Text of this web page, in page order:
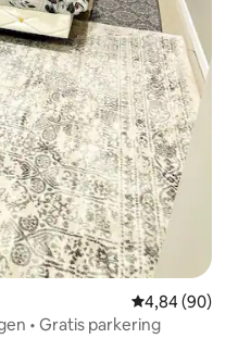
4,84 av 5 i
4,84 (90)
• Gratis parkering